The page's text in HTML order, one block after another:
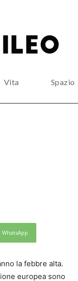
Vita Spazio
WhatsApp
la febbre alta.
europea sono